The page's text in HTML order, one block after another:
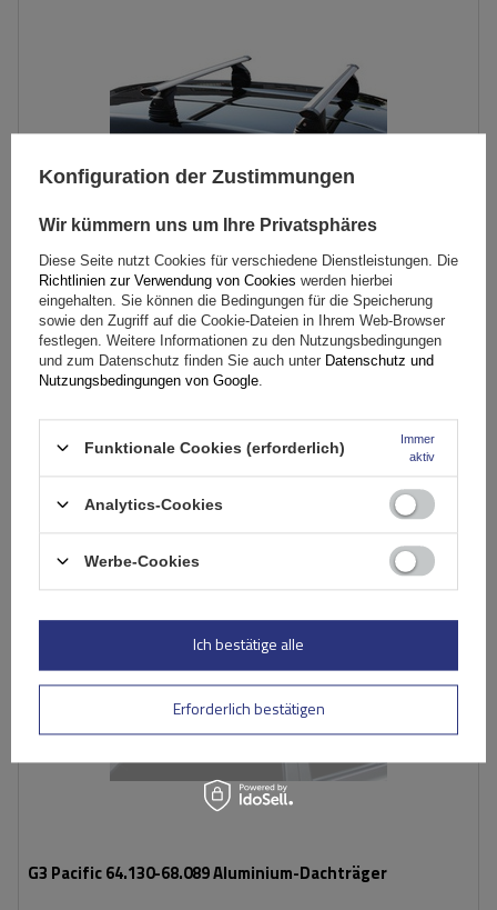
G3 Pacific Aero Dachträger 64.230-68.089 Aluminium
203,99 €inkl. MwSt
Große Menge verfügbar Wir versenden schon am
Warenkorb
AUSVERKAUFT
G3 Pacific 64.130-68.089 Aluminium-Dachträger
Konfiguration der Zustimmungen
Wir kümmern uns um Ihre Privatsphäres
Diese Seite nutzt Cookies für verschiedene Dienstleistungen. Die
Richtlinien zur Verwendung von Cookies werden hierbei
eingehalten. Sie können die Bedingungen für die Speicherung
sowie den Zugriff auf die Cookie-Dateien in Ihrem Web-Browser
festlegen. Weitere Informationen zu den Nutzungsbedingungen
und zum Datenschutz finden Sie auch unter Datenschutz und
Nutzungsbedingungen von Google
Funktionale Cookies (erforderlich)
Immer
aktiv
Analytics-Cookies
Werbe-Cookies
Erforderlich bestätigen
Ich bestätige alle